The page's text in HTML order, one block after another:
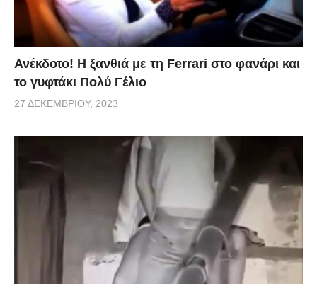
Ανέκδοτο! Η ξανθιά με τη Ferrari στο φανάρι και
το γυφτάκι Πολύ Γέλιο
27 ΔΕΚΕΜΒΡΊΟΥ, 2023